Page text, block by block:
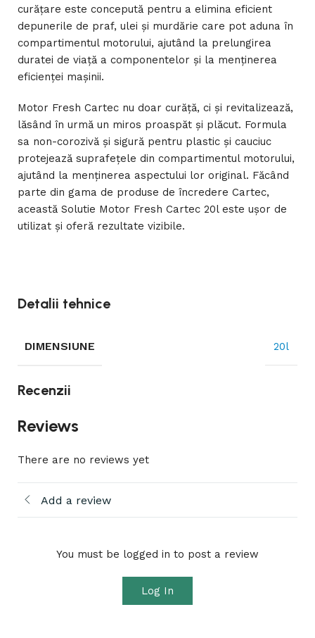
curățare este concepută pentru a elimina eficient
depunerile de praf, ulei și murdărie care pot aduna în
compartimentul motorului, ajutând la prelungirea
duratei de viață a componentelor și la menținerea
eficienței mașinii.
Motor Fresh Cartec nu doar curăță, ci și revitalizează,
lăsând în urmă un miros proaspăt și plăcut. Formula
sa non-corozivă și sigură pentru plastic și cauciuc
protejează suprafețele din compartimentul motorului,
ajutând la menținerea aspectului lor original. Făcând
parte din gama de produse de încredere Cartec,
această Solutie Motor Fresh Cartec 20l este ușor de
utilizat și oferă rezultate vizibile.
Detalii tehnice
DIMENSIUNE 20l
Recenzii
Reviews
There are no reviews yet
Add a review
You must be logged in to post a review
Log In